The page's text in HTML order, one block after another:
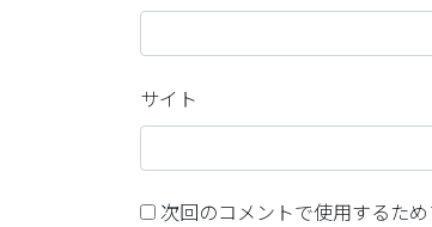
サイト
次回のコメントで使用するた